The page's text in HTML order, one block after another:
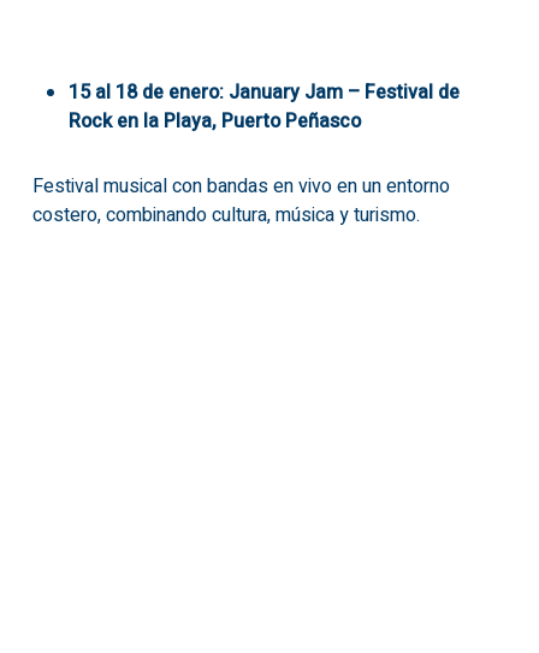
15 al 18 de enero: January Jam – Festival de
Rock en la Playa, Puerto Peñasco
Festival musical con bandas en vivo en un entorno
costero, combinando cultura, música y turismo.